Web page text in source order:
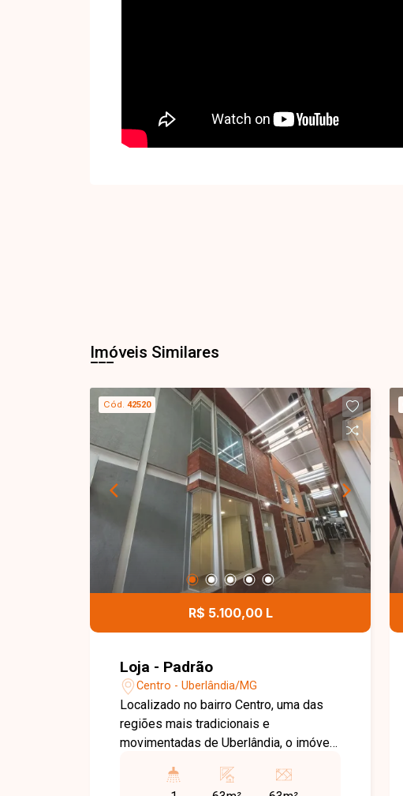
Imóveis Similares
Cód. 42520
R$ 5.100,00 L
Loja - Padrão
Centro - Uberlândia/MG
Localizado no bairro Centro, uma das
regiões mais tradicionais e
movimentadas de Uberlândia, o imóvel
SuperMaxi, em uma área de grande